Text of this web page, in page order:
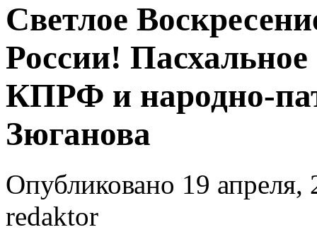
Светлое
России!
КПРФ и народно-
Зюганова
Опубликовано 19 апреля,
redaktor